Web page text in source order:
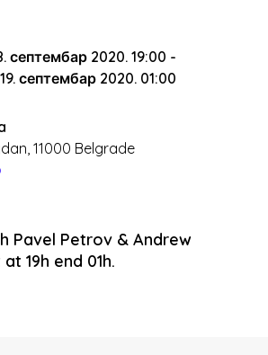
септембар 2020. 19:00 -
септембар 2020. 01:00
11000 Belgrade
Pavel Petrov & Andrew
19h end 01h.